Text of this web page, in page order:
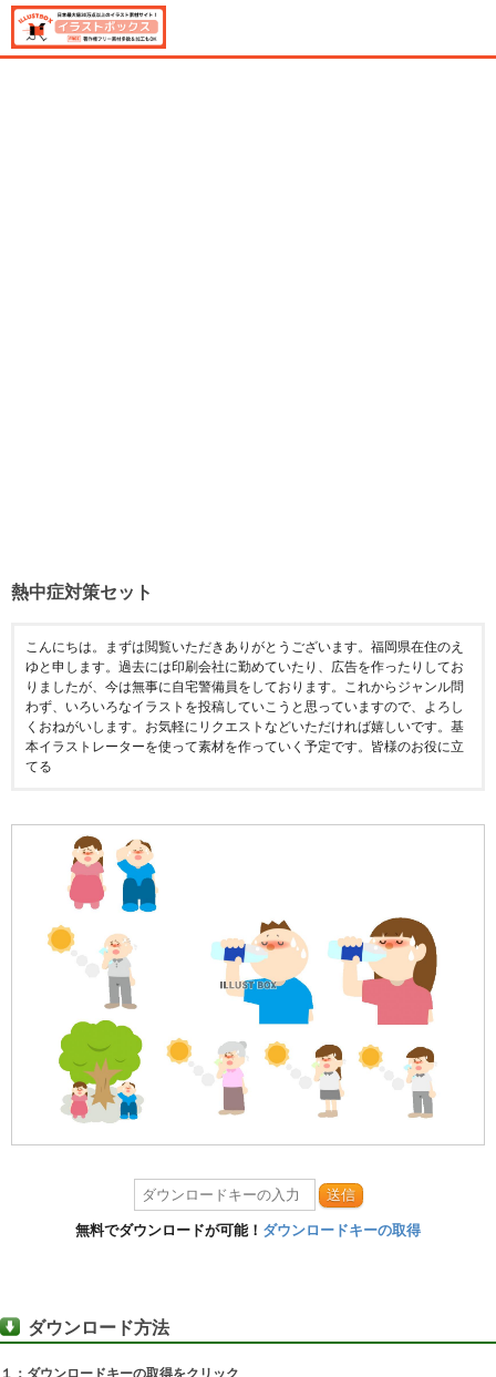
熱中症対策セット
こんにちは。まずは閲覧いただきありがとうございます。福岡県在住のえ
ゆと申します。過去には印刷会社に勤めていたり、広告を作ったりしてお
りましたが、今は無事に自宅警備員をしております。これからジャンル問
わず、いろいろなイラストを投稿していこうと思っていますので、よろし
くおねがいします。お気軽にリクエストなどいただければ嬉しいです。基
本イラストレーターを使って素材を作っていく予定です。皆様のお役に立
てる
送信
無料でダウンロードが可能！ ダウンロードキーの取得
ダウンロード方法